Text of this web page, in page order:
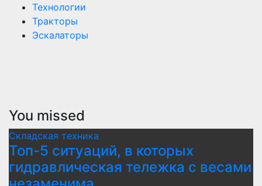
Технологии
Тракторы
Эскалаторы
You missed
Складская техника
Топ-5 ситуаций, в которых
гидравлическая тележка с весами